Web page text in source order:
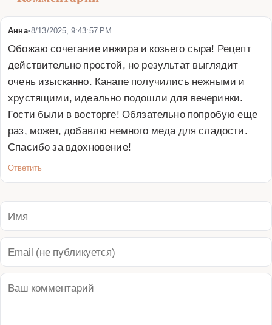
Анна•8/13/2025, 9:43:57 PM
Обожаю сочетание инжира и козьего сыра! Рецепт
действительно простой, но результат выглядит
очень изысканно. Канапе получились нежными и
хрустящими, идеально подошли для вечеринки.
Гости были в восторге! Обязательно попробую еще
раз, может, добавлю немного меда для сладости.
Спасибо за вдохновение!
Ответить